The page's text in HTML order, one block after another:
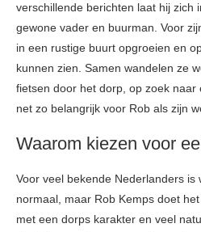
verschillende berichten laat hij zich
gewone vader en buurman. Voor
in een rustige buurt opgroeien en
kunnen zien. Samen wandelen ze
fietsen door het dorp, op zoek naar
net zo belangrijk voor Rob als zijn
Waarom kiezen voor
Voor veel bekende Nederlanders is
normaal, maar Rob Kemps doet
met een dorps karakter en veel